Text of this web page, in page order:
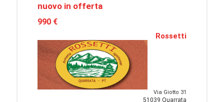
nuovo in offerta
990 €
Rossetti
Via Giotto 31
51039 Quarrata